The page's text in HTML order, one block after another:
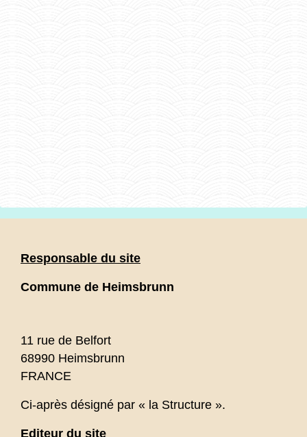
Responsable du site
Commune de Heimsbrunn
11 rue de Belfort
68990 Heimsbrunn
FRANCE
Ci-après désigné par « la Structure ».
Editeur du site